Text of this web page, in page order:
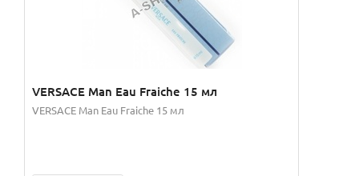
VERSACE Man Eau Fraiche 15 мл
VERSACE Man Eau Fraiche 15 мл